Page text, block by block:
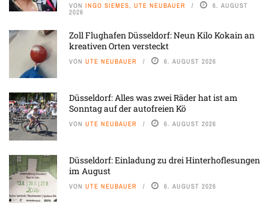
VON INGO SIEMES, UTE NEUBAUER 6. AUGUST
2026
Zoll Flughafen Düsseldorf: Neun Kilo Kokain an
kreativen Orten versteckt
VON UTE NEUBAUER 6. AUGUST 2026
Düsseldorf: Alles was zwei Räder hat ist am
Sonntag auf der autofreien Kö
VON UTE NEUBAUER 6. AUGUST 2026
Düsseldorf: Einladung zu drei Hinterhoflesungen
im August
VON UTE NEUBAUER 6. AUGUST 2026